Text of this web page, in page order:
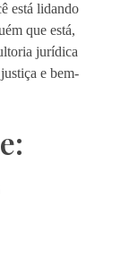
está lidando
que está,
jurídica
e bem-